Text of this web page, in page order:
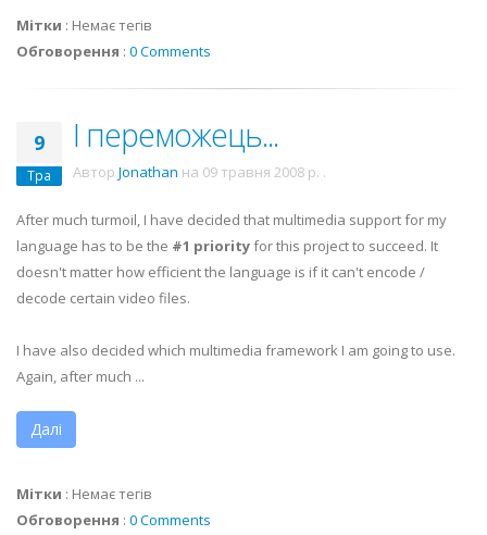
Мітки : Немає тегів
Обговорення : 0 Comments
9
Тра
І переможець...
Автор Jonathan на 09 травня 2008 р. .
After much turmoil, I have decided that multimedia support for my
language has to be the #1 priorityfor this project to succeed. It
doesn't matter how efficient the language is if it can't encode /
decode certain video files.
I have also decided which multimedia framework I am going to use.
Again, after much ...
Далі
Мітки : Немає тегів
Обговорення : 0 Comments